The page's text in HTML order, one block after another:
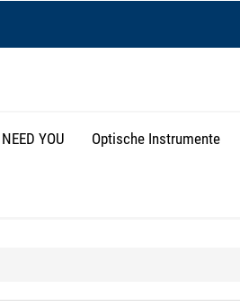
YOU Optische Instrumente